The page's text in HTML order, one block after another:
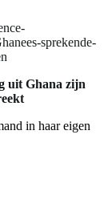
sprekende-
uit Ghana zijn
in haar eigen